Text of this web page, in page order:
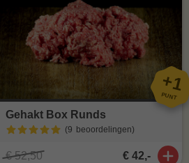
+1
PUNT
Gehakt Box Runds
(9 beoordelingen)
€ 52,50 € 42,-